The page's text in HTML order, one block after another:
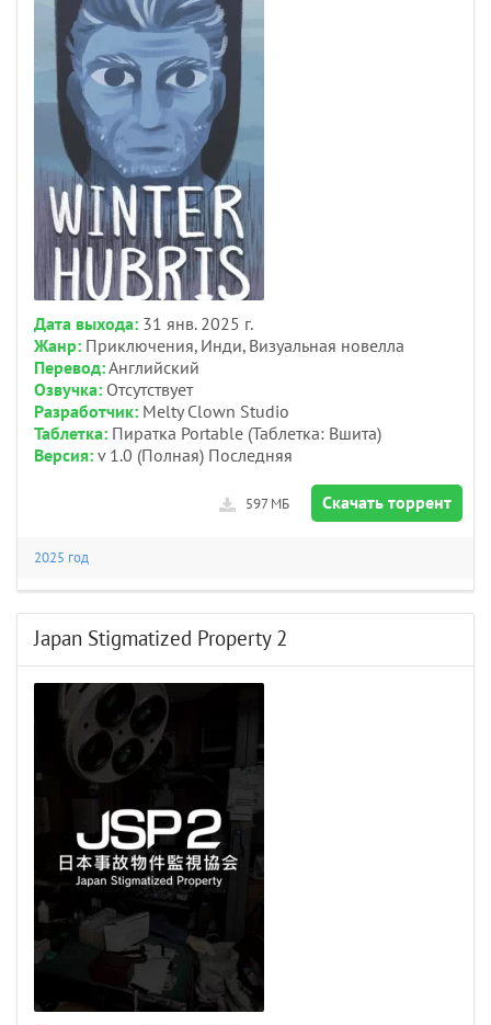
Дата выхода: 31 янв. 2025 г.
Жанр: Приключения, Инди, Визуальная новелла
Перевод:Английский
Озвучка: Отсутствует
Разработчик: Melty Clown Studio
Таблетка: Пиратка Portable (Таблетка: Вшита)
Версия: v 1.0 (Полная) Последняя
Скачать торрент
597 МБ
2025 год
Japan Stigmatized Property 2